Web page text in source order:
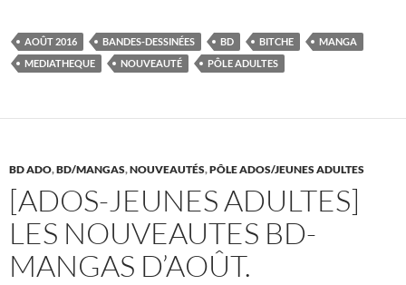
e
b
o
itt
er
er
es
m
bl
ta
g
AOÛT 2016 BANDES-DESSINÉES BD BITCHE
MANGA
MEDIATHEQUE
NOUVEAUTÉ PÔLE ADULTES
BD ADO,BD/MANGAS,NOUVEAUTÉS,PÔLE ADOS/JEUNES ADULTES
[ADOS-JEUNES ADULTES]
LES NOUVEAUTES BD-
MANGAS D’AOÛT.